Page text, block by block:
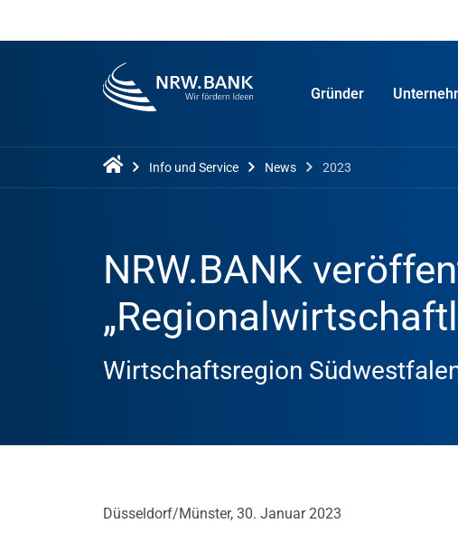
Gründer
Info und Service News 2023
NRW.BANK
Wirtschaftsregion
Düsseldorf/Münster, 30. Januar 2023